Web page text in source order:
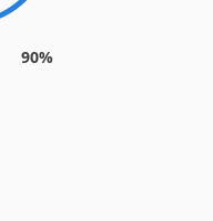
90%